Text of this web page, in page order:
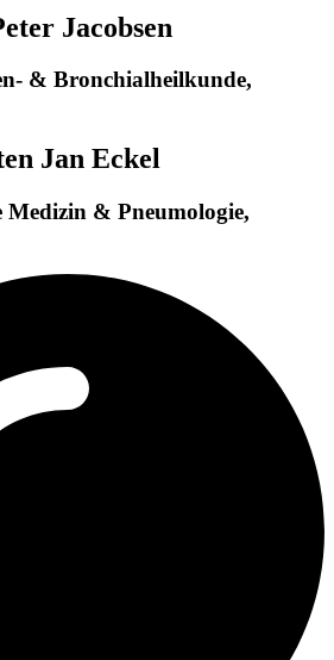
Jacobsen
& Bronchialheilkunde,
Jan Eckel
& Pneumologie,